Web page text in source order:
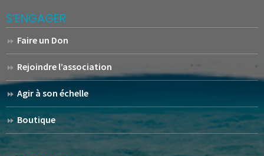
S’ENGAGER
Faire un Don
Rejoindre l’association
Agir à son échelle
Boutique